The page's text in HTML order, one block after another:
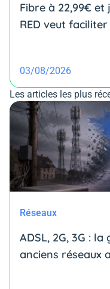
Fibre à 22,99€ et
RED veut
03/08/2026
Les articles les plus
Réseaux
ADSL, 2G, 3G :
anciens réseaux